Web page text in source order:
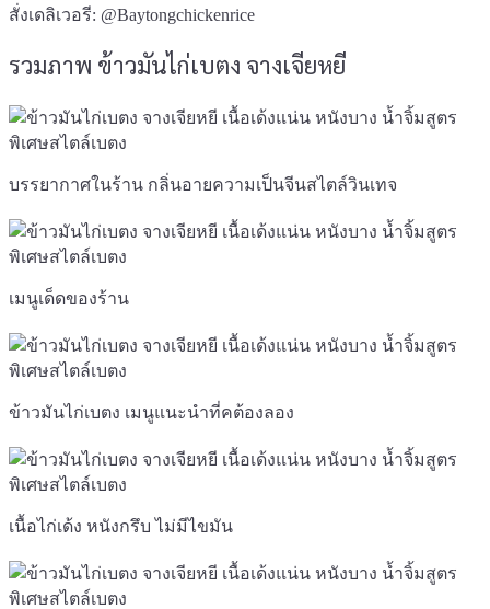
สั่งเดลิเวอรี: @Baytongchickenrice
รวมภาพ ข้าวมันไก่เบตง จางเจียหยี
บรรยากาศในร้าน กลิ่นอายความเป็นจีนสไตล์วินเทจ
เมนูเด็ดของร้าน
ข้าวมันไก่เบตง เมนูแนะนำที่คต้องลอง
เนื้อไก่เด้ง หนังกรึบ ไม่มีไขมัน